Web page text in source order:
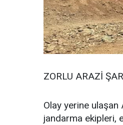
ZORLU ARAZİ
Olay yerine ulaşan
jandarma ekipleri,